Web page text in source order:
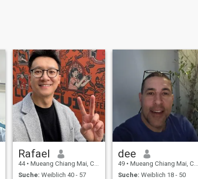
Rafael
44 • Mueang Chiang Mai, Chiang Mai, Thailand
Suche: Weiblich 40 - 57
dee
49 • Mueang Chiang Mai, Chiang Mai, Thailand
Suche: Weiblich 18 - 50